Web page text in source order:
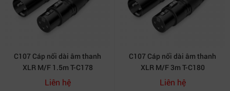
C107 Cáp nối dài âm thanh
XLR M/F 1.5m T-C178
Liên hệ
C107 Cáp nối dài âm thanh
XLR M/F 3m T-C180
Liên hệ